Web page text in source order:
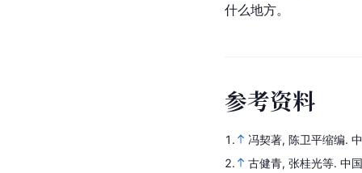
什么地方。
参考资料
1. 冯契著, 陈卫平缩编.
2.
古健青, 张桂光等. 中